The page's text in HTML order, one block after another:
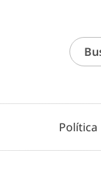
Política